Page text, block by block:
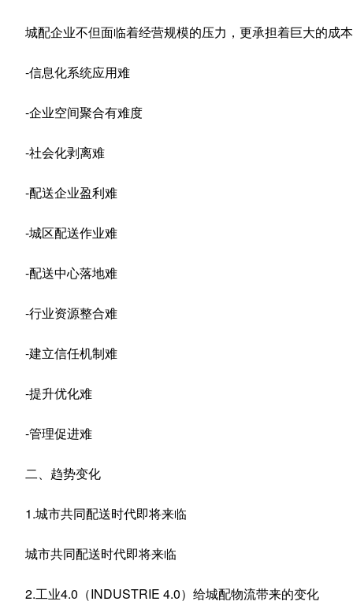
城配企业不但面临着经营规模的压力，更承担着巨大的成
-信息化系统应用难
-企业空间聚合有难度
-社会化剥离难
-配送企业盈利难
-城区配送作业难
-配送中心落地难
-行业资源整合难
-建立信任机制难
-提升优化难
-管理促进难
二、趋势变化
1.城市共同配送时代即将来临
城市共同配送时代即将来临
2.工业4.0（INDUSTRIE 4.0）给城配物流带来的变化